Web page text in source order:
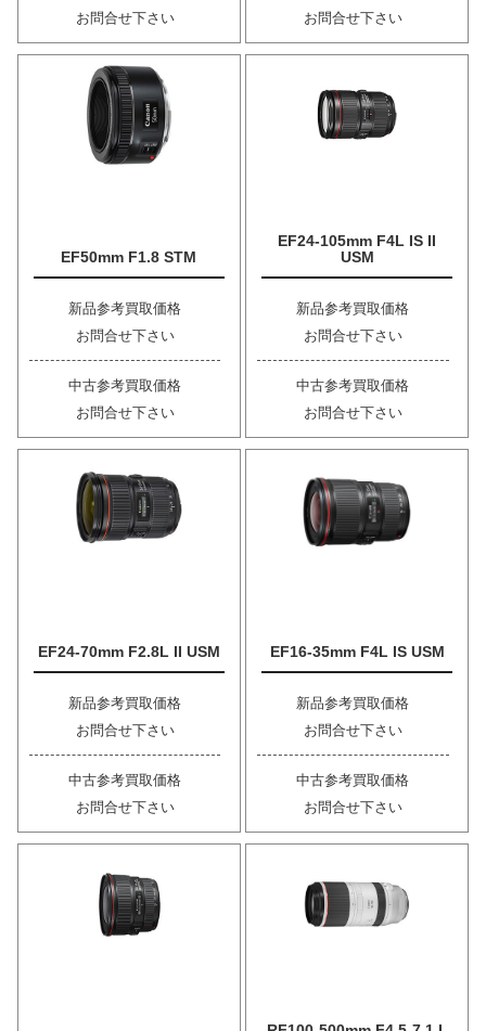
お問合せ下さい
お問合せ下さい
EF50mm F1.8 STM
新品参考買取価格
お問合せ下さい
中古参考買取価格
お問合せ下さい
EF24-105mm F4L IS II
USM
新品参考買取価格
お問合せ下さい
中古参考買取価格
お問合せ下さい
EF24-70mm F2.8L II USM
新品参考買取価格
お問合せ下さい
中古参考買取価格
お問合せ下さい
EF16-35mm F4L IS USM
新品参考買取価格
お問合せ下さい
中古参考買取価格
お問合せ下さい